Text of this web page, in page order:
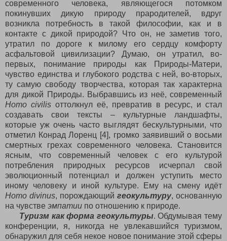
современного человека, являющегося потомком
покинувших дикую природу прародителей, вдруг
возникла потребность в такой философии, как и в
контакте с дикой природой? Что он, не заметив того,
утратил по дороге к милому его сердцу комфорту
асфальтовой цивилизации? Думаю, он утратил, во-
первых, понимание природы как Природы-Матери,
чувство единства и глубокого родства с ней, во-вторых,
ту самую свободу творчества, которая так характерна
для дикой Природы. Выбравшись из неё, современный
Homo civilis оттолкнул её, превратив в ресурс, и стал
создавать свои тексты – культурные ландшафты,
которые уж очень часто выглядят бескультурными, что
отметил Конрад Лоренц [4], громко заявивший о восьми
смертных грехах современного человека. Становится
ясным, что современный человек с его культурой
потребления природных ресурсов исчерпал свой
эволюционный потенциал и должен уступить место
иному человеку и иной культуре. Ему на смену идёт
Homo divinus, порождающий геокультуру, основанную
на чувстве эмпатии по отношению к природе.
Туризм как форма геокультуры. Обдумывая тему
конференции, я, никогда не увлекавшийся туризмом,
обнаружил для себя некое новое понимание этой сферы